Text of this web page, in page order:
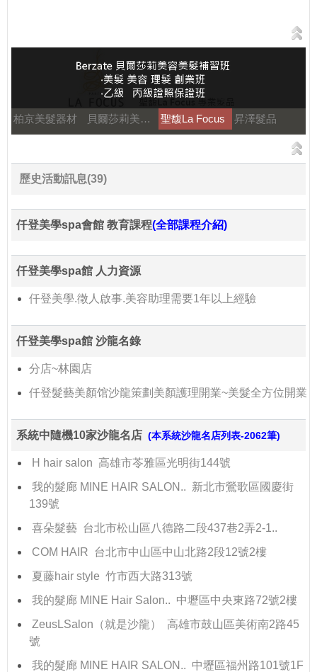
柏京美髮器材 貝爾莎莉美髮美容補習 聖馥La Focus 昇澤髮品
歷史活動訊息(39)
仟登美學spa會館 教育課程(全部課程介紹)
仟登美學spa館 人力資源
仟登美學.徵人啟事.美容助理需要1年以上經驗
仟登美學spa館 沙龍名錄
分店~林園店
仟登髮藝美顏馆沙龍策劃美顏護理開業~美髮全方位開業
系統中隨機10家沙龍名店 (本系統沙龍名店列表-2062筆)
H hair salon 高雄市苓雅區光明街144號
我的髮廊 MINE HAIR SALON.. 新北市鶯歌區國慶街
139號
喜朵髮藝 台北市松山區八德路二段437巷2弄2-1..
COM HAIR 台北市中山區中山北路2段12號2樓
夏藤hair style 竹市西大路313號
我的髮廊 MINE Hair Salon.. 中壢區中央東路72號2樓
ZeusLSalon（就是沙龍） 高雄市鼓山區美術南2路45
號
我的髮廊 MINE HAIR SALON.. 中壢區福州路101號1F